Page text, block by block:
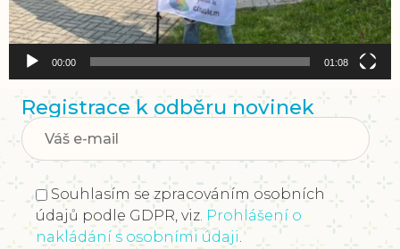
00:00 01:08
Registrace k odběru novinek
Souhlasím se zpracováním osobních
údajů podle GDPR, viz. Prohlášení o
nakládání s osobními údaji.